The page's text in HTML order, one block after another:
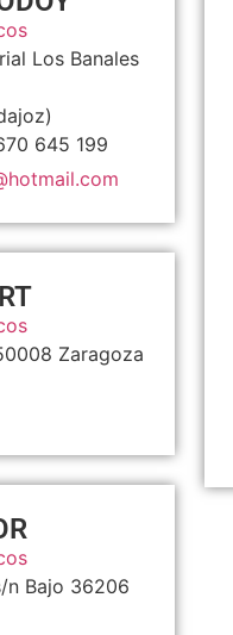
Los Banales
645 199
Zaragoza
n Bajo 36206